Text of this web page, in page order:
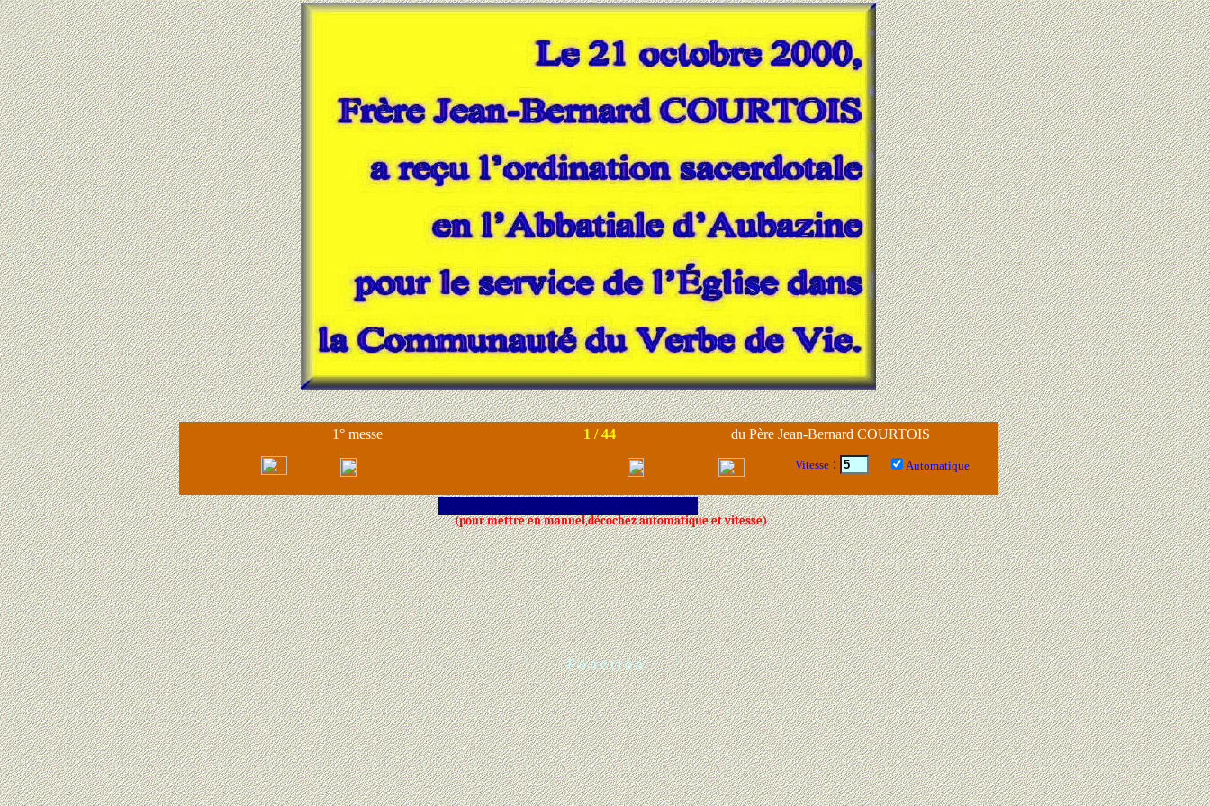
1° messe 1 /44 du Père Jean-Bernard COURTOIS
Vitesse: Automatique
(pour mettre en manuel,décochez automatique et vitesse)
F o n c t i o n